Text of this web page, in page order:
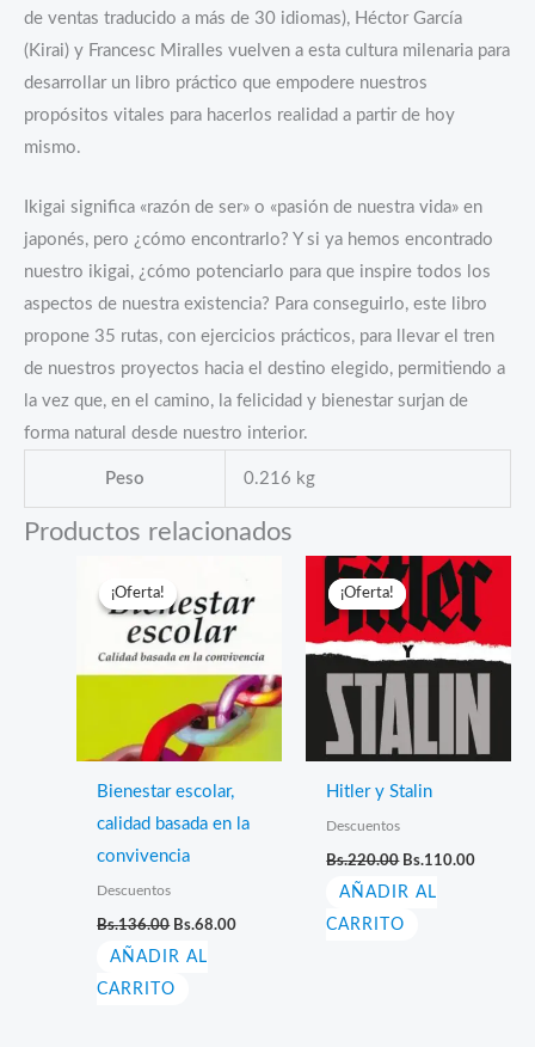
de ventas traducido a más de 30 idiomas), Héctor García
(Kirai) y Francesc Miralles vuelven a esta cultura milenaria para
desarrollar un libro práctico que empodere nuestros
propósitos vitales para hacerlos realidad a partir de hoy
mismo.
Ikigai significa «razón de ser» o «pasión de nuestra vida» en
japonés, pero ¿cómo encontrarlo? Y si ya hemos encontrado
nuestro ikigai, ¿cómo potenciarlo para que inspire todos los
aspectos de nuestra existencia? Para conseguirlo, este libro
propone 35 rutas, con ejercicios prácticos, para llevar el tren
de nuestros proyectos hacia el destino elegido, permitiendo a
la vez que, en el camino, la felicidad y bienestar surjan de
forma natural desde nuestro interior.
Peso 0.216 kg
Productos relacionados
¡Oferta!
¡Oferta!
Bienestar escolar,
calidad basada en la
convivencia
Descuentos
Bs.136.00 El
original
Bs.136.00.
Bs.68.00
AÑADIR AL
CARRITO
¡Oferta!
¡Oferta!
Hitler y Stalin
Descuentos
Bs.220.00 El
original
Bs.220.00.
Bs.110.00
AÑADIR AL
CARRITO